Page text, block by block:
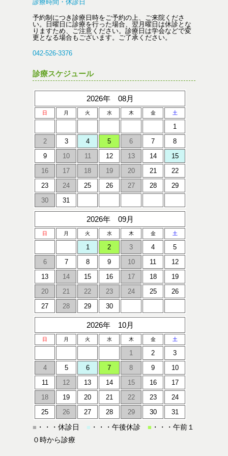
診療時間・休診日
予約制につき診療日時をご予約の上、ご来院くださ
い。日曜日に診療を行った場合、翌月曜日は休診とな
りますため、ご注意ください。診療日は学会などで変
更となる場合もございます。ご了承ください。
042-526-3376
診療スケジュール
2026年 08月
日 月 火 水 木 金 土
1
2
3 4 5 6 7
8
9
10 11 12 13 14
15
16
17 18 19 20 21
22
23
24 25 26 27 28
29
30
31
2026年 09月
日 月 火 水 木 金 土
1 2 3 4
5
6
7 8 9 10 11
12
13
14 15 16 17 18
19
20
21 22 23 24 25
26
27
28 29 30
2026年 10月
日 月 火 水 木 金 土
1 2
3
4
5 6 7 8 9
10
11
12 13 14 15 16
17
18
19 20 21 22 23
24
25
26 27 28 29 30
31
■ ・・・休診日 ■ ・・・午後休診 ■ ・・・午前１
０時から診療